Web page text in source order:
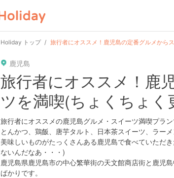
Holiday トップ 旅行者にオススメ！鹿児島の定番グルメから
鹿児島
user tel time url guide hot type camera
旅行者にオススメ！鹿
ツを満喫(ちょくちょく
旅行者にオススメの鹿児島グルメ・スイーツ満喫プラン
とんかつ、鶏飯、唐芋タルト、日本茶スイーツ、ラー
美味しいものがたっくさんある鹿児島で食べていただ
ないんだなあ・・・)
鹿児島県鹿児島市の中心繁華街の天文館商店街と鹿児
ばかりです。